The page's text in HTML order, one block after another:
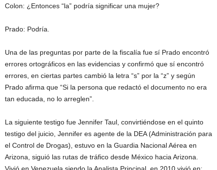
Colon: ¿Entonces “la” podría significar una mujer?
Prado: Podría.
Una de las preguntas por parte de la fiscalía fue sí Prado encontró
errores ortográficos en las evidencias y confirmó que sí encontró
errores, en ciertas partes cambió la letra “s” por la “z” y según
Prado afirma que “Si la persona que redactó el documento no era
tan educada, no lo arreglen”.
La siguiente testigo fue Jennifer Taul, convirtiéndose en el quinto
testigo del juicio, Jennifer es agente de la DEA (Administración para
el Control de Drogas), estuvo en la Guardia Nacional Aérea en
Arizona, siguió las rutas de tráfico desde México hacia Arizona.
Vivió en Venezuela siendo la Analista Principal, en 2010 vivió en;